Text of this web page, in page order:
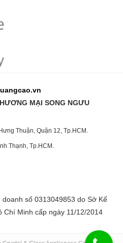
MẠI SONG NGƯU
Thuận, Quận 12, Tp.HCM.
Thạnh, Tp.HCM.
số 0313049853 do Sở Kế
Minh cấp ngày 11/12/2014